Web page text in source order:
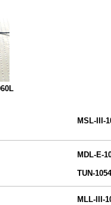
MSL-III-
MDL-E-
TUN-
MLL-III-